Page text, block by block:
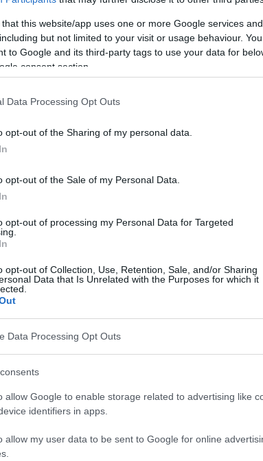
that this website/app uses one or more Google services
but not limited to your visit or usage behaviour.
to Google and its third-party tags to use your data for
consent section.
Data Processing Opt Outs
opt-out of the Sharing of my personal data.
opt-out of the Sale of my Personal Data.
opt-out of processing my Personal Data for Targeted
opt-out of Collection, Use, Retention, Sale, and/or Sharing
Data that Is Unrelated with the Purposes for which it
Data Processing Opt Outs
allow Google to enable storage related to advertising like
identifiers in apps.
allow my user data to be sent to Google for online
und der koronaren Herzkrankheit
durchgeführt wurden, bestätigten die
des Ohrläppchens mit dem Schweregrad
Anomalien der Ohrläppchen (Gruben an
Ein Kind, das mit diesem Gendefekt geboren
Gigantismus(Makrosomie), einer großen
leiden. Die Häufigkeit des Beckwith-
15.000 Lebendgeburten. In der Kindheit kann
und neurosensorisch) auftreten.
und Entwicklungsprobleme. Das Turner-
sowie mit der Entwicklung und der Pubertät
und das Jacobsen-Syndrom können